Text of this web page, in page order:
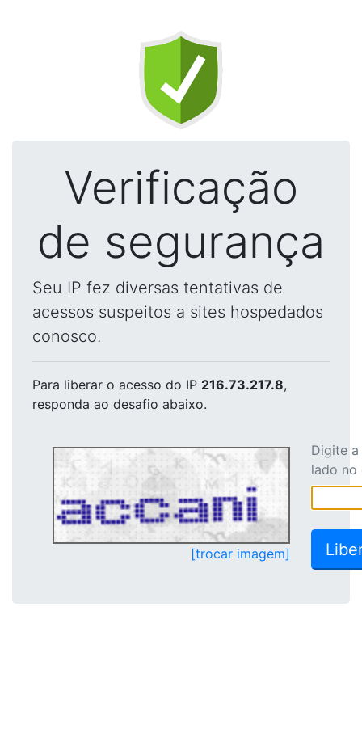
Verificação
de segurança
Seu IP fez diversas tentativas de
acessos suspeitos a sites hospedados
conosco.
Para liberar o acesso do IP 216.73.217.8,
responda ao desafio abaixo.
[trocar imagem]
Digite
lado no